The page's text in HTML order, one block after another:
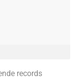
records